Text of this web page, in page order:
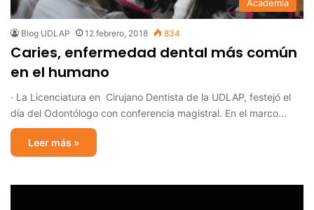
Academia
Blog UDLAP 12 febrero, 2018 834
Caries, enfermedad dental más común
en el humano
· La Licenciatura en Cirujano Dentista de la UDLAP, festejó el
día del Odontólogo con conferencia magistral. En el marco…
Leer más »